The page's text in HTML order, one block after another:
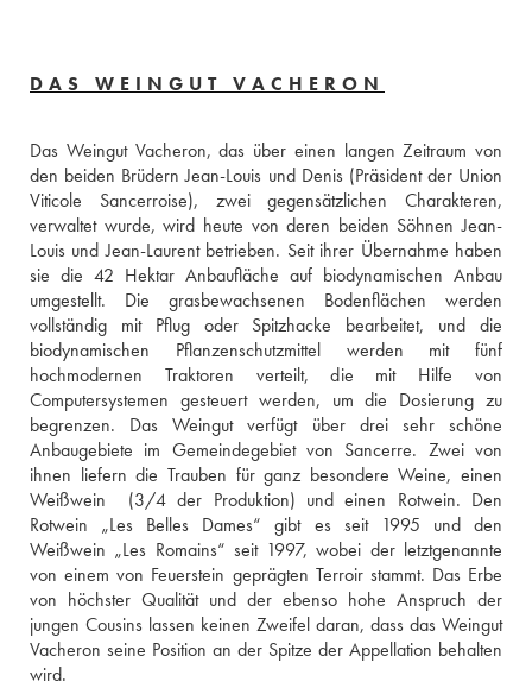
DAS WEINGUT VACHERON
Das Weingut Vacheron, das über einen langen Zeitraum von
den beiden Brüdern Jean-Louis und Denis (Präsident der Union
Viticole Sancerroise), zwei gegensätzlichen Charakteren,
verwaltet wurde, wird heute von deren beiden Söhnen Jean-
Louis und Jean-Laurent betrieben. Seit ihrer Übernahme haben
sie die 42 Hektar Anbaufläche auf biodynamischen Anbau
umgestellt. Die grasbewachsenen Bodenflächen werden
vollständig mit Pflug oder Spitzhacke bearbeitet, und die
biodynamischen Pflanzenschutzmittel werden mit fünf
hochmodernen Traktoren verteilt, die mit Hilfe von
Computersystemen gesteuert werden, um die Dosierung zu
begrenzen. Das Weingut verfügt über drei sehr schöne
Anbaugebiete im Gemeindegebiet von Sancerre. Zwei von
ihnen liefern die Trauben für ganz besondere Weine, einen
Weißwein  (3/4 der Produktion) und einen Rotwein. Den
Rotwein „Les Belles Dames“ gibt es seit 1995 und den
Weißwein „Les Romains“ seit 1997, wobei der letztgenannte
von einem von Feuerstein geprägten Terroir stammt. Das Erbe
von höchster Qualität und der ebenso hohe Anspruch der
jungen Cousins lassen keinen Zweifel daran, dass das Weingut
Vacheron seine Position an der Spitze der Appellation behalten
wird.